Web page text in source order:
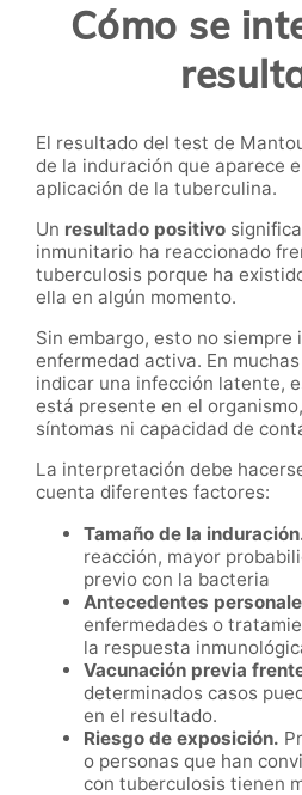
Cómo se
El resultado del test de
de la induración que aparece
aplicación de la tuberculina.
Un resultado positivo
inmunitario ha reaccionado
tuberculosis porque ha
ella en algún momento.
Sin embargo, esto no siempre
enfermedad activa. En
indicar una infección latente,
está presente en el
síntomas ni capacidad de
La interpretación debe
cuenta diferentes factores:
Tamaño de la
reacción, mayor
previo con la bacteria
Antecedentes
enfermedades o
la respuesta
Vacunación previa
determinados casos
en el resultado.
Riesgo de exposición.
o personas que han
con tuberculosis tienen